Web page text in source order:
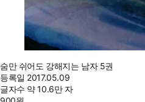
숨만 쉬어도 강해지는 남자 5권
등록일 2017.05.09
글자수 약 10.6만 자